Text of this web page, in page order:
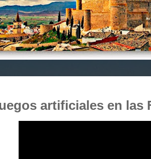
artificiales en las